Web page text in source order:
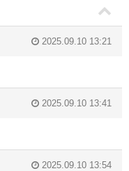
2025.09.10 13:21
2025.09.10 13:41
2025.09.10 13:54